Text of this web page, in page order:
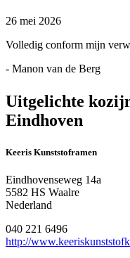
26 mei 2026
Volledig conform mijn
- Manon van de Berg
Uitgelichte
Eindhoven
Keeris Kunststoframen
Eindhovenseweg 14a
5582 HS Waalre
Nederland
040 221 6496
http://